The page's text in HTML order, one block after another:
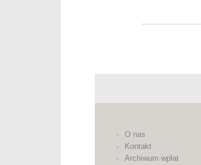
O nas
Kontakt
Archiwum wpłat